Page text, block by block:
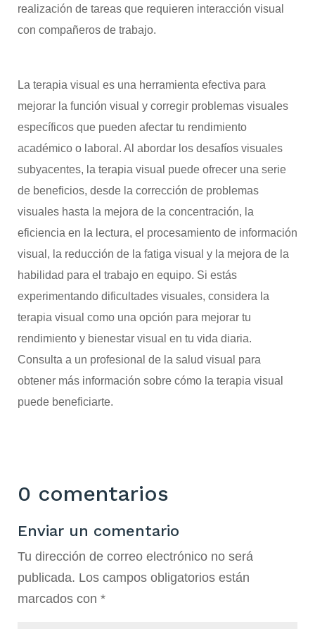
realización de tareas que requieren interacción visual
con compañeros de trabajo.
La terapia visual es una herramienta efectiva para
mejorar la función visual y corregir problemas visuales
específicos que pueden afectar tu rendimiento
académico o laboral. Al abordar los desafíos visuales
subyacentes, la terapia visual puede ofrecer una serie
de beneficios, desde la corrección de problemas
visuales hasta la mejora de la concentración, la
eficiencia en la lectura, el procesamiento de información
visual, la reducción de la fatiga visual y la mejora de la
habilidad para el trabajo en equipo. Si estás
experimentando dificultades visuales, considera la
terapia visual como una opción para mejorar tu
rendimiento y bienestar visual en tu vida diaria.
Consulta a un profesional de la salud visual para
obtener más información sobre cómo la terapia visual
puede beneficiarte.
0 comentarios
Enviar un comentario
Tu dirección de correo electrónico no será
publicada. Los campos obligatorios están
marcados con *